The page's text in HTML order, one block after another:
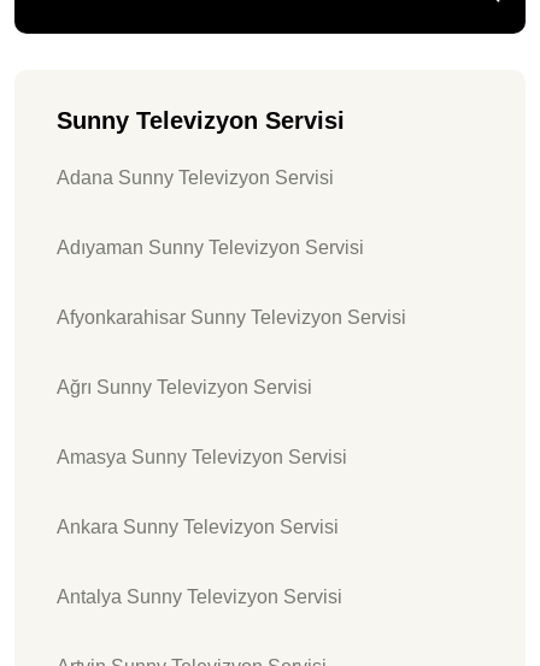
Sunny Televizyon Servisi
Adana Sunny Televizyon Servisi
Adıyaman Sunny Televizyon Servisi
Afyonkarahisar Sunny Televizyon Servisi
Ağrı Sunny Televizyon Servisi
Amasya Sunny Televizyon Servisi
Ankara Sunny Televizyon Servisi
Antalya Sunny Televizyon Servisi